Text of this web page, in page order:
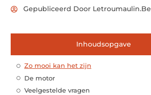
Gepubliceerd Door Letroumaulin.be
Inhoudsopgave
Zo mooi kan het zijn
De motor
Veelgestelde vragen